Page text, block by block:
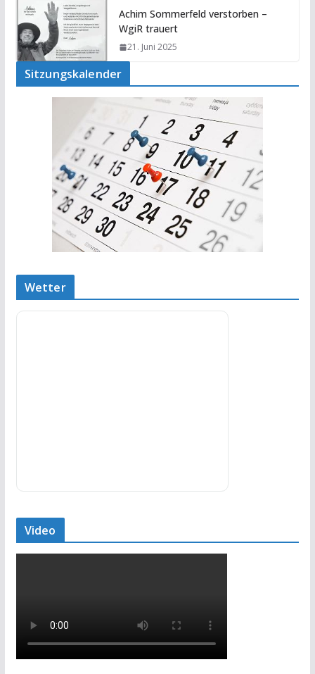
Achim Sommerfeld verstorben –
WgiR trauert
21. Juni 2025
Sitzungskalender
Wetter
Video